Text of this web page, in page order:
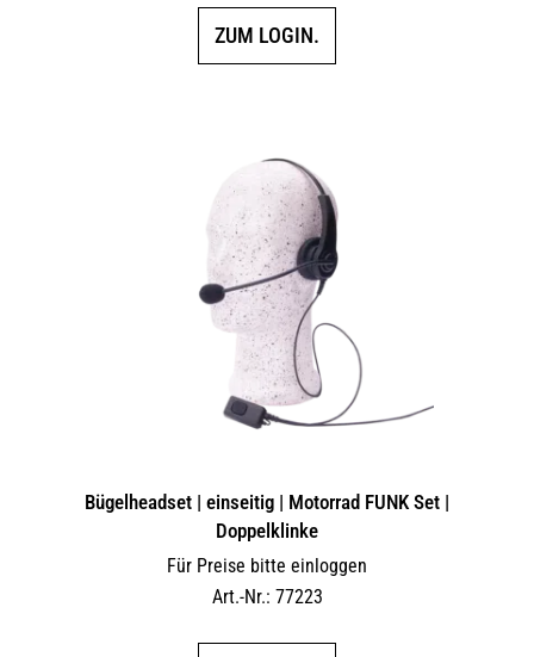
ZUM LOGIN.
Bügelheadset | einseitig | Motorrad FUNK Set |
Doppelklinke
Für Preise bitte einloggen
Art.-Nr.: 77223